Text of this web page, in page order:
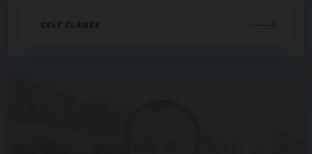
CELÝ ČLÁNEK